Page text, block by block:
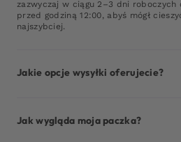
zazwyczaj w ciągu 2–3 dni roboczych
przed godziną 12:00, abyś mógł
najszybciej.
Jakie opcje wysyłki oferujecie?
Jak wygląda moja paczka?